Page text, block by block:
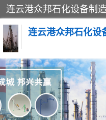
连云港众邦石化设
鹤管
底部装卸鹤管